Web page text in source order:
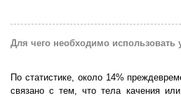
Для чего необходимо использовать
По статистике, около 14%
связано с тем, что тела качения